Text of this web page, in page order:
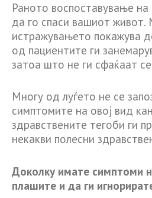
Раното воспоставување
да го спаси вашиот живот.
истражувањето покажува
од пациентите ги
затоа што не ги сфаќаат
Многу од луѓето не се
симптомите на овој вид
здравствените тегоби ги
некакви полесни
Доколку имате симптоми
плашите и да ги